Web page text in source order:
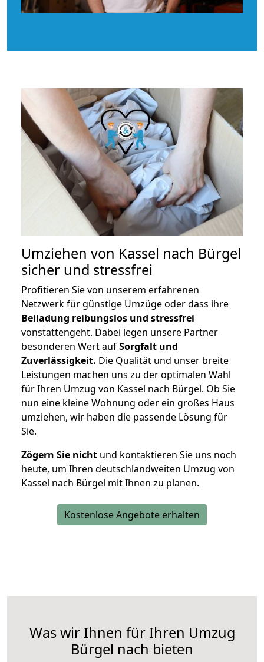
Umziehen von Kassel nach Bürgel
sicher und stressfrei
Profitieren Sie von unserem erfahrenen
Netzwerk für günstige Umzüge oder dass ihre
Beiladung reibungslos und stressfrei
vonstattengeht. Dabei legen unsere Partner
besonderen Wert aufSorgfalt und
Zuverlässigkeit. Die Qualität und unser breite
Leistungen machen uns zu der optimalen Wahl
für Ihren Umzug von Kassel nach Bürgel. Ob Sie
nun eine kleine Wohnung oder ein großes Haus
umziehen, wir haben die passende Lösung für
Sie.
Zögern Sie nicht und kontaktieren Sie uns noch
heute, um Ihren deutschlandweiten Umzug von
Kassel nach Bürgel mit Ihnen zu planen.
Kostenlose Angebote erhalten
Was wir Ihnen für Ihren Umzug
Bürgel nach bieten